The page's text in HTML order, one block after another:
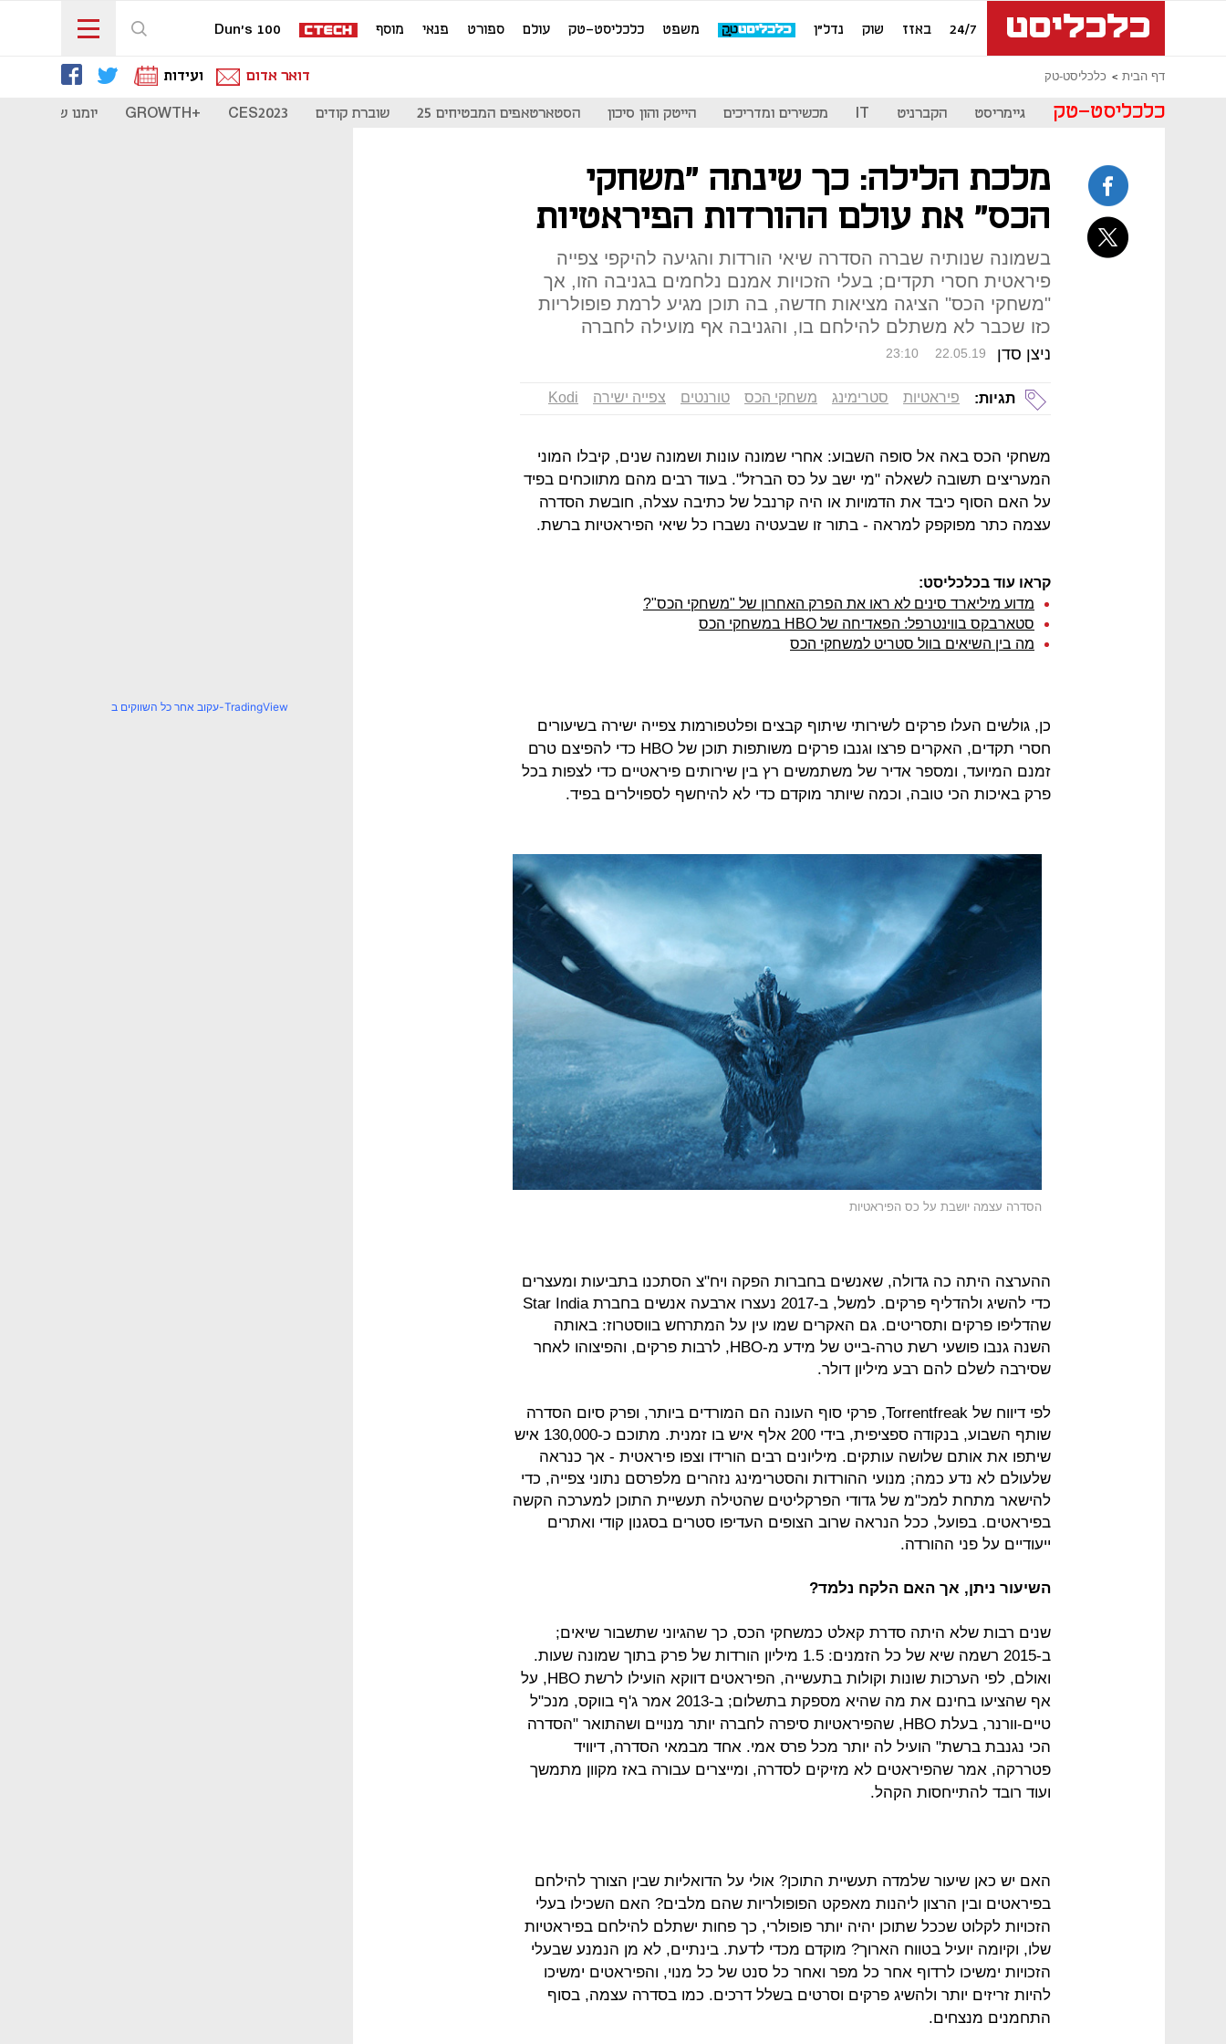
24/7 באזז שוק נדל"ן משפט כלכליסט-טק עולם ספורט פנאי מוסף Dun's 100
דף הבית כלכליסט-טק דואר אדום ועידות
כלכליסט-טק גיימריסט הקברניט IT מכשירים ומדריכים הייטק והון סיכון הסטארטאפים המבטיחים 25 שוברת קודים CES2023
+GROWTH יומנו של
מלכת הלילה: כך שינתה "משחקי
הכס" את עולם ההורדות הפיראטיות
בשמונה שנותיה שברה הסדרה שיאי הורדות והגיעה להיקפי צפייה
פיראטית חסרי תקדים; בעלי הזכויות אמנם נלחמים בגניבה הזו, אך
"משחקי הכס" הציגה מציאות חדשה, בה תוכן מגיע לרמת פופולריות
כזו שכבר לא משתלם להילחם בו, והגניבה אף מועילה לחברה
ניצן סדן 23:10 22.05.19
תגיות: פיראטיות סטרימינג משחקי הכס טורנטים צפייה ישירה Kodi
משחקי הכס באה אל סופה השבוע: אחרי שמונה עונות ושמונה שנים, קיבלו המוני
המעריצים תשובה לשאלה "מי ישב על כס הברזל". בעוד רבים מהם מתווכחים בפיד
על האם הסוף כיבד את הדמויות או היה קרנבל של כתיבה עצלה, חובשת הסדרה
עצמה כתר מפוקפק למראה - בתור זו שבעטיה נשברו כל שיאי הפיראטיות ברשת.
קראו עוד בכלכליסט:
מדוע מיליארד סינים לא ראו את הפרק האחרון של "משחקי הכס"?
סטארבקס בווינטרפל: הפאדיחה של HBO במשחקי הכס
מה בין השיאים בוול סטריט למשחקי הכס
כן, גולשים העלו פרקים לשירותי שיתוף קבצים ופלטפורמות צפייה ישירה בשיעורים
חסרי תקדים, האקרים פרצו וגנבו פרקים משותפות תוכן של HBO כדי להפיצם טרם
זמנם המיועד, ומספר אדיר של משתמשים רץ בין שירותים פיראטיים כדי לצפות בכל
פרק באיכות הכי טובה, וכמה שיותר מוקדם כדי לא להיחשף לספוילרים בפיד.
הסדרה עצמה יושבת על כס הפיראטיות
ההערצה היתה כה גדולה, שאנשים בחברות הפקה ויח"צ הסתכנו בתביעות ומעצרים
כדי להשיג ולהדליף פרקים. למשל, ב-2017 נעצרו ארבעה אנשים בחברת Star India
שהדליפו פרקים ותסריטים. גם האקרים שמו עין על המתרחש בווסטרוז: באותה
השנה גנבו פושעי רשת טרה-בייט של מידע מ-HBO, לרבות פרקים, והפיצוהו לאחר
שסירבה לשלם להם רבע מיליון דולר.
לפי דיווח של Torrentfreak, פרקי סוף העונה הם המורדים ביותר, ופרק סיום הסדרה
שותף השבוע, בנקודה ספציפית, בידי 200 אלף איש בו זמנית. מתוכם כ-130,000 איש
שיתפו את אותם שלושה עותקים. מיליונים רבים הורידו וצפו פיראטית - אך כנראה
שלעולם לא נדע כמה; מנועי ההורדות והסטרימינג נזהרים מלפרסם נתוני צפייה, כדי
להישאר מתחת למכ"מ של גדודי הפרקליטים שהטילה תעשיית התוכן למערכה הקשה
בפיראטים. בפועל, ככל הנראה שרוב הצופים העדיפו סטרים בסגנון קודי ואתרים
ייעודיים על פני ההורדה.
השיעור ניתן, אך האם הלקח נלמד?
שנים רבות שלא היתה סדרת קאלט כמשחקי הכס, כך שהגיוני שתשבור שיאים;
ב-2015 רשמה שיא של כל הזמנים: 1.5 מיליון הורדות של פרק בתוך שמונה שעות.
ואולם, לפי הערכות שונות וקולות בתעשייה, הפיראטים דווקא הועילו לרשת HBO, על
אף שהציעו בחינם את מה שהיא מספקת בתשלום; ב-2013 אמר ג'ף בווקס, מנכ"ל
טיים-וורנר, בעלת HBO, שהפיראטיות סיפרה לחברה יותר מנויים ושהתואר "הסדרה
הכי נגנבת ברשת" הועיל לה יותר מכל פרס אמי. אחד מבמאי הסדרה, דיוויד
פטררקה, אמר שהפיראטים לא מזיקים לסדרה, ומייצרים עבורה באז מקוון מתמשך
ועוד רובד להתייחסות הקהל.
האם יש כאן שיעור שלמדה תעשיית התוכן? אולי על הדואליות שבין הצורך להילחם
בפיראטים ובין הרצון ליהנות מאפקט הפופולריות שהם מלבים? האם השכילו בעלי
הזכויות לקלוט שככל שתוכן יהיה יותר פופולרי, כך פחות ישתלם להילחם בפיראטיות
שלו, וקיומה יועיל בטווח הארוך? מוקדם מכדי לדעת. בינתיים, לא מן הנמנע שבעלי
הזכויות ימשיכו לרדוף אחר כל מפר ואחר כל סנט של כל מנוי, והפיראטים ימשיכו
להיות זריזים יותר ולהשיג פרקים וסרטים בשלל דרכים. כמו בסדרה עצמה, בסוף
התחמנים מנצחים.
עקוב אחר כל השווקים ב-TradingView